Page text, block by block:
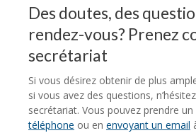
Des doutes, des
rendez-vous? Prenez
secrétariat
Si vous désirez obtenir de plus
si vous avez des questions,
secrétariat. Vous pouvez prendre
téléphone ou en envoyant un email